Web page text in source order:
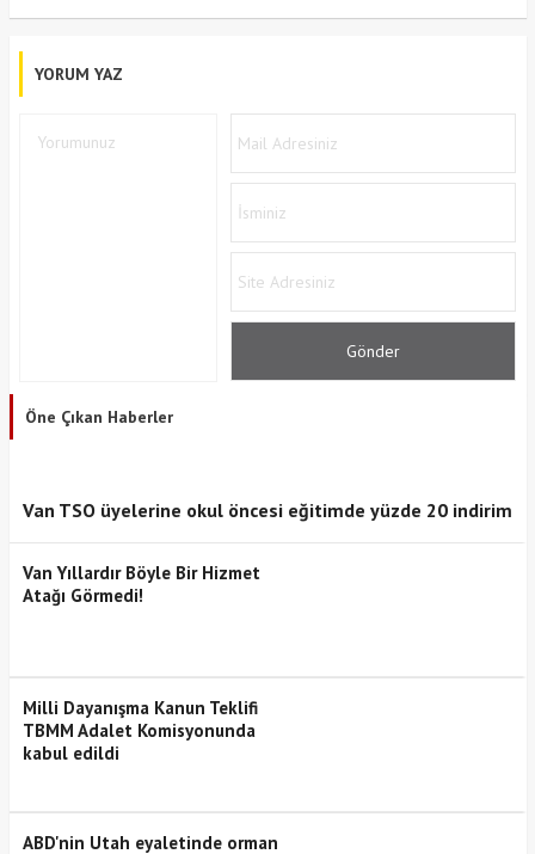
YORUM YAZ
Öne Çıkan Haberler
Van TSO üyelerine okul öncesi eğitimde yüzde 20 indirim
Van Yıllardır Böyle Bir Hizmet
Atağı Görmedi!
Milli Dayanışma Kanun Teklifi
TBMM Adalet Komisyonunda
kabul edildi
ABD'nin Utah eyaletinde orman